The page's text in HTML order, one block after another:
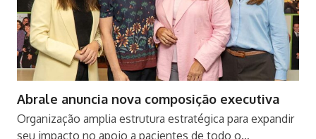
Abrale anuncia nova composição executiva
Organização amplia estrutura estratégica para expandir
seu impacto no apoio a pacientes de todo o…